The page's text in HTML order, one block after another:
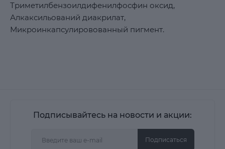
Триметилбензоилдифенилфосфин оксид,
Алкаксильований диакрилат,
Микроинкапсулировованный пигмент.
Подписывайтесь на новости и акции:
Подписаться